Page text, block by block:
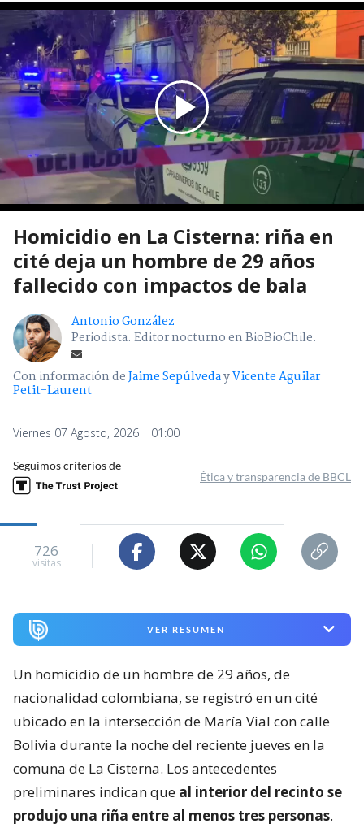
Homicidio en La Cisterna: riña en
cité deja un hombre de 29 años
fallecido con impactos de bala
Antonio González
Periodista. Editor nocturno en BioBioChile.
Con información deJaime SepúlvedayVicente Aguilar
Petit-Laurent
Viernes 07 Agosto, 2026 | 01:00
Seguimos criterios de
Ética y transparencia de BBCL
726
visitas
VER RESUMEN
Un homicidio de un hombre de 29 años, de
nacionalidad colombiana, se registró en un cité
ubicado en la intersección de María Vial con calle
Bolivia durante la noche del reciente jueves en la
comuna de La Cisterna. Los antecedentes
preliminares indican que al interior del recinto se
produjo una riña entre al menos tres personas.